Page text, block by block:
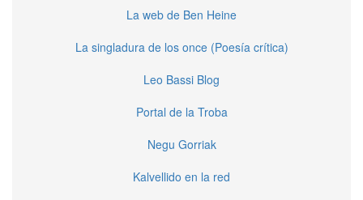
La web de Ben Heine
La singladura de los once (Poesía crítica)
Leo Bassi Blog
Portal de la Troba
Negu Gorriak
Kalvellido en la red